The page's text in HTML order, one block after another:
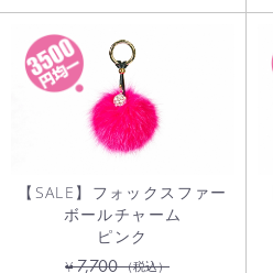
【SALE】フォックスファー
ボールチャーム
ピンク
¥7,700 （税込）